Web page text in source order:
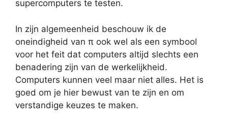
supercomputers te testen.
In zijn algemeenheid beschouw ik de
oneindigheid van π ook wel als een symbool
voor het feit dat computers altijd slechts een
benadering zijn van de werkelijkheid.
Computers kunnen veel maar niet alles. Het is
goed om je hier bewust van te zijn en om
verstandige keuzes te maken.